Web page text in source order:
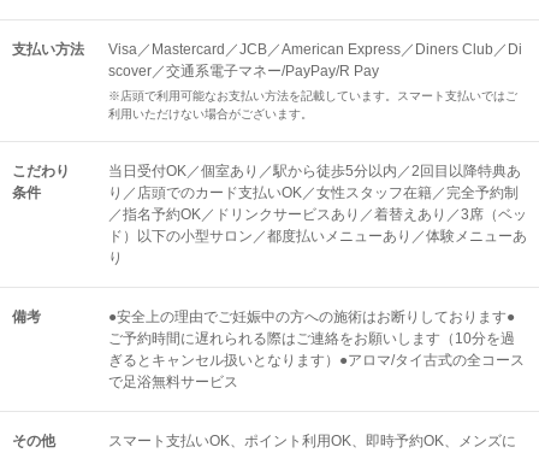
支払い方法
Visa／Mastercard／JCB／American Express／Diners Club／Di
scover／交通系電子マネー/PayPay/R Pay
※店頭で利用可能なお支払い方法を記載しています。スマート支払いではご
利用いただけない場合がございます。
こだわり
条件
当日受付OK／個室あり／駅から徒歩5分以内／2回目以降特典あ
り／店頭でのカード支払いOK／女性スタッフ在籍／完全予約制
／指名予約OK／ドリンクサービスあり／着替えあり／3席（ベッ
ド）以下の小型サロン／都度払いメニューあり／体験メニューあ
り
備考
●安全上の理由でご妊娠中の方への施術はお断りしております●
ご予約時間に遅れられる際はご連絡をお願いします（10分を過
ぎるとキャンセル扱いとなります）●アロマ/タイ古式の全コース
で足浴無料サービス
その他 スマート支払いOK ポイント利用OK 即時予約OK
メンズに